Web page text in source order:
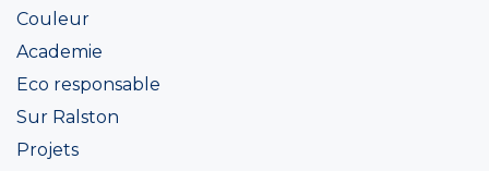
Couleur
Academie
Eco responsable
Sur Ralston
Projets